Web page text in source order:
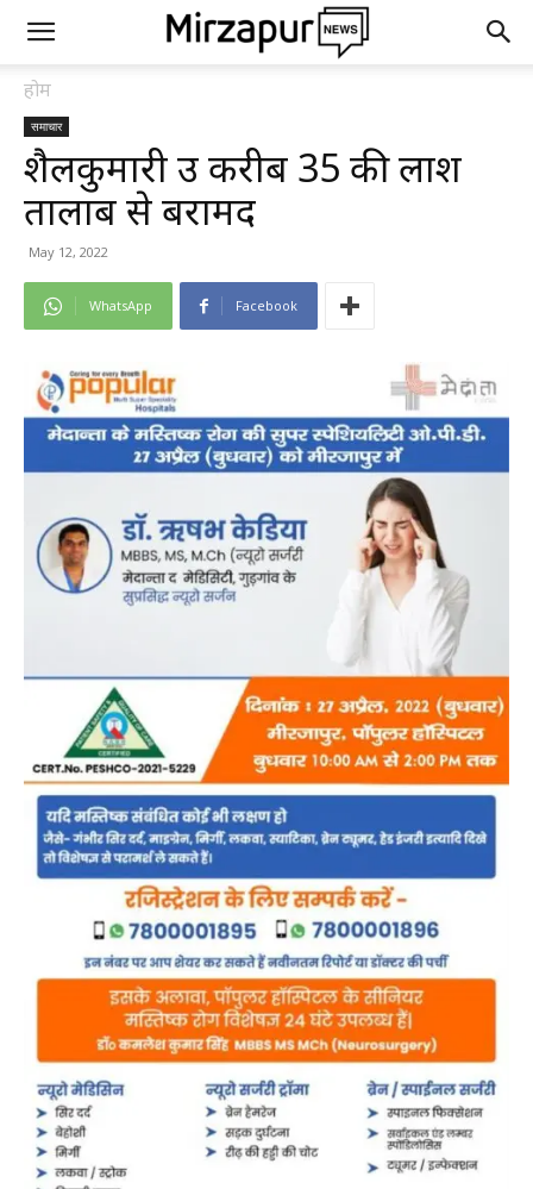
होम
समाचार
शैलकुमारी उम्र करीब 35 की लाश
तालाब से बरामद
May 12, 2022
WhatsApp Facebook